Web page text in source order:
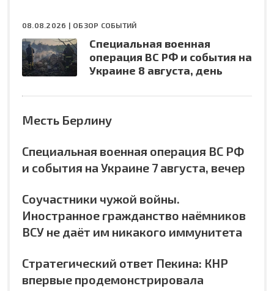
08.08.2026 | ОБЗОР СОБЫТИЙ
Специальная военная
операция ВС РФ и события на
Украине 8 августа, день
Месть Берлину
Специальная военная операция ВС РФ
и события на Украине 7 августа, вечер
Соучастники чужой войны.
Иностранное гражданство наёмников
ВСУ не даёт им никакого иммунитета
Стратегический ответ Пекина: КНР
впервые продемонстрировала